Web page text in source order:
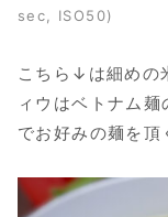
sec, ISO50)
こちら↓は細めの
ィウはベトナム
でお好みの麺を頂